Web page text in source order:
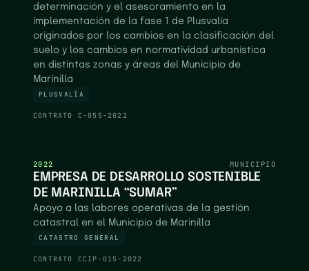
determinación y el asesoramiento en la
implementación de la fase 1 de Plusvalía
originados por los cambios en la clasificación del
suelo y los cambios en normatividad urbanística
en distintas zonas y áreas del Municipio de
Marinilla
PLUSVALÍA
CONTRATO C-055-2022
2022 MUNICIPIO
EMPRESA DE DESARROLLO SOSTENIBLE
DE MARINILLA “SUMAR”
Apoyo a las labores operativas de la gestión
catastral en el Municipio de Marinilla
CATASTRO GENERAL
CONTRATO CCIP-015-2022